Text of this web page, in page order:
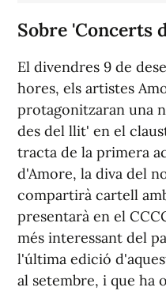
Sobre 'Concerts
El divendres 9 de
hores, els artistes
protagonitzaran una
des del llit' en el
tracta de la primera
d'Amore, la diva del
compartirà cartell
presentarà en el
més interessant del
l'última edició
al setembre, i que ha